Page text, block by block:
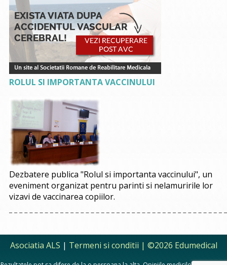
ROLUL SI IMPORTANTA VACCINULUI
Dezbatere publica "Rolul si importanta vaccinului", un
eveniment organizat pentru parinti si nelamuririle lor
vizavi de vaccinarea copiilor.
Asociatia ALS | Termeni si conditii | ©2026 Edumedical